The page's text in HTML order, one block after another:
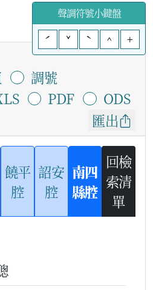
聲調符號小鍵盤
ˊ
ˇ ˋ ^ +
調號
PDF
ODS
匯出
饒平
腔
詔安
腔
南四
縣腔
回檢
索清
單